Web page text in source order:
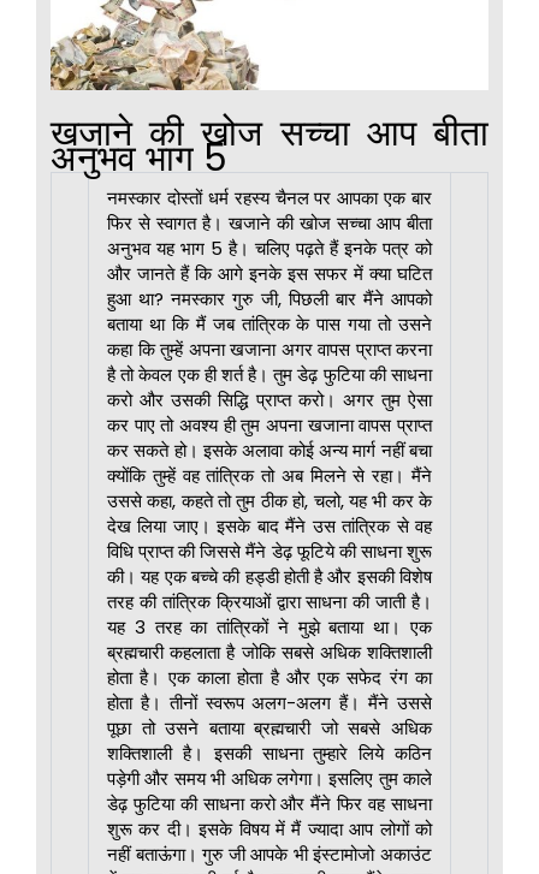
खजाने की खोज सच्चा आप बीता
अनुभव भाग 5
नमस्कार दोस्तों धर्म रहस्य चैनल पर आपका एक बार
फिर से स्वागत है। खजाने की खोज सच्चा आप बीता
अनुभव यह भाग 5 है। चलिए पढ़ते हैं इनके पत्र को
और जानते हैं कि आगे इनके इस सफर में क्या घटित
हुआ था? नमस्कार गुरु जी, पिछली बार मैंने आपको
बताया था कि मैं जब तांत्रिक के पास गया तो उसने
कहा कि तुम्हें अपना खजाना अगर वापस प्राप्त करना
है तो केवल एक ही शर्त है। तुम डेढ़ फुटिया की साधना
करो और उसकी सिद्धि प्राप्त करो। अगर तुम ऐसा
कर पाए तो अवश्य ही तुम अपना खजाना वापस प्राप्त
कर सकते हो। इसके अलावा कोई अन्य मार्ग नहीं बचा
क्योंकि तुम्हें वह तांत्रिक तो अब मिलने से रहा। मैंने
उससे कहा, कहते तो तुम ठीक हो, चलो, यह भी कर के
देख लिया जाए। इसके बाद मैंने उस तांत्रिक से वह
विधि प्राप्त की जिससे मैंने डेढ़ फूटिये की साधना शुरू
की। यह एक बच्चे की हड्डी होती है और इसकी विशेष
तरह की तांत्रिक क्रियाओं द्वारा साधना की जाती है।
यह 3 तरह का तांत्रिकों ने मुझे बताया था। एक
ब्रह्मचारी कहलाता है जोकि सबसे अधिक शक्तिशाली
होता है। एक काला होता है और एक सफेद रंग का
होता है। तीनों स्वरूप अलग-अलग हैं। मैंने उससे
पूछा तो उसने बताया ब्रह्मचारी जो सबसे अधिक
शक्तिशाली है। इसकी साधना तुम्हारे लिये कठिन
पड़ेगी और समय भी अधिक लगेगा। इसलिए तुम काले
डेढ़ फुटिया की साधना करो और मैंने फिर वह साधना
शुरू कर दी। इसके विषय में मैं ज्यादा आप लोगों को
नहीं बताऊंगा। गुरु जी आपके भी इंस्टामोजो अकाउंट